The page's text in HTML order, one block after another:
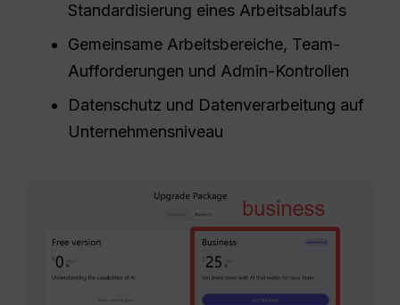
Standardisierung eines Arbeitsablaufs
Gemeinsame Arbeitsbereiche, Team-
Aufforderungen und Admin-Kontrollen
Datenschutz und Datenverarbeitung auf
Unternehmensniveau